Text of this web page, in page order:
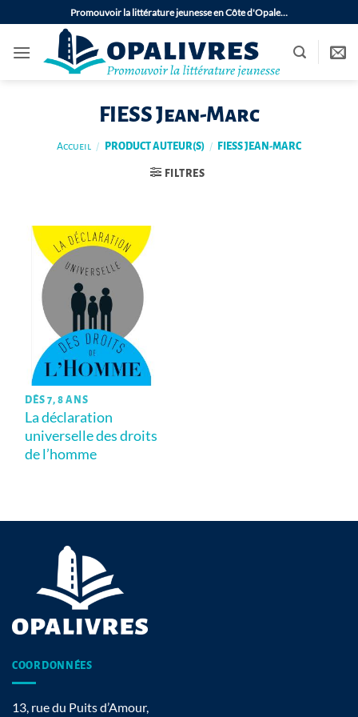
au
contenu
Promouvoir la littérature jeunesse en Côte d'Opale…
FIESS Jean-Marc
Accueil / PRODUCT AUTEUR(S) / FIESS JEAN-MARC
FILTRES
DÈS 7, 8 ANS
La déclaration
universelle des droits
de l’homme
COORDONNÉES
13, rue du Puits d’Amour,